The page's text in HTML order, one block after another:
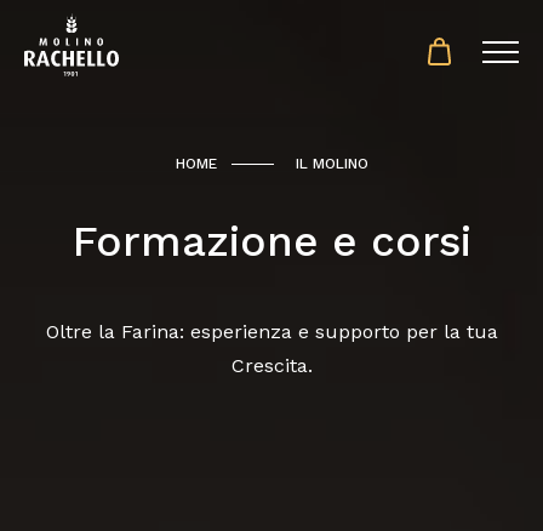
HOME IL MOLINO
Formazione e corsi
Oltre la Farina: esperienza e supporto per la tua
Crescita.